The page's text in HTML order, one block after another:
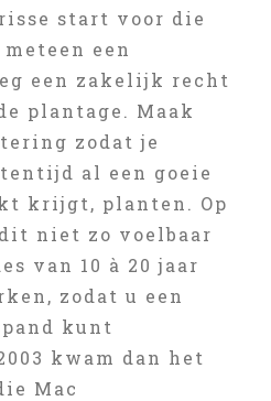
start voor die
een
een zakelijk recht
plantage. Maak
zodat je
al een goeie
krijgt, planten. Op
niet zo voelbaar
van 10 à 20 jaar
zodat u een
kunt
kwam dan het
Mac